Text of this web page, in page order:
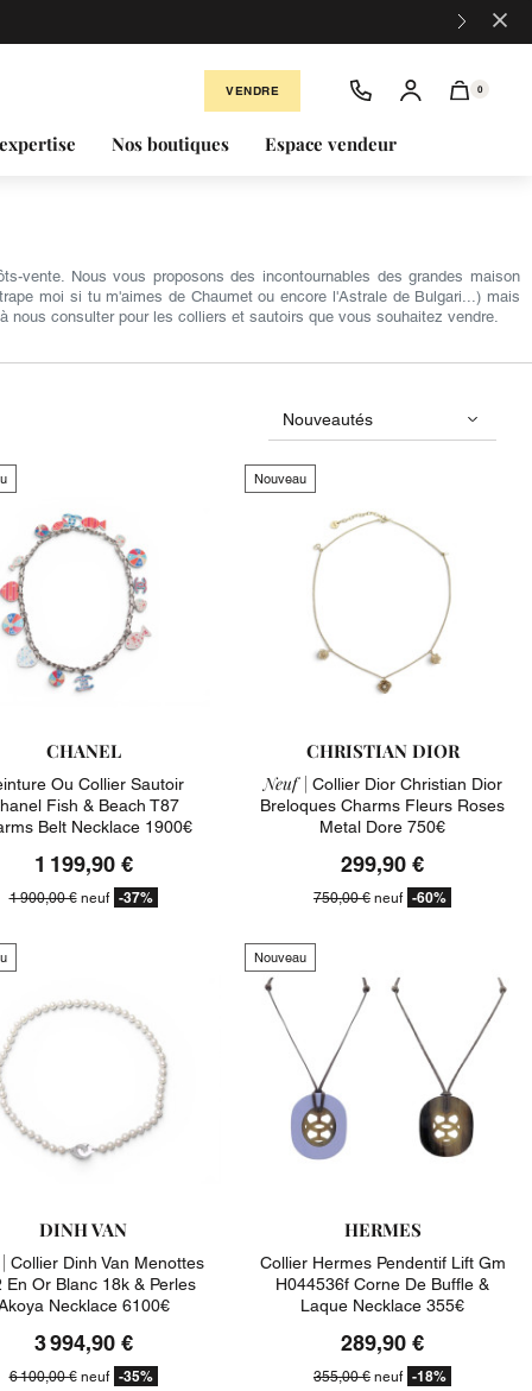
×
VENDRE 0
Nos boutiques Espace vendeur
vente. Nous vous proposons des incontournables des grandes maison
moi si tu m'aimes de Chaumet ou encore l'Astrale de Bulgari...) mais
nous consulter pour les colliers et sautoirs que vous souhaitez vendre.
CHANEL
Ou Collier Sautoir
Fish & Beach T87
Belt Necklace 1900€
1 199,90 €
1 900,00 €neuf -37%
Nouveau
CHRISTIAN DIOR
Neuf | Collier Dior Christian Dior
Breloques Charms Fleurs Roses
Metal Dore 750€
299,90 €
750,00 € neuf -60%
DINH VAN
Collier Dinh Van Menottes
En Or Blanc 18k & Perles
Necklace 6100€
3 994,90 €
6 100,00 €neuf -35%
Nouveau
HERMES
Collier Hermes Pendentif Lift Gm
H044536f Corne De Buffle &
Laque Necklace 355€
289,90 €
355,00 € neuf -18%